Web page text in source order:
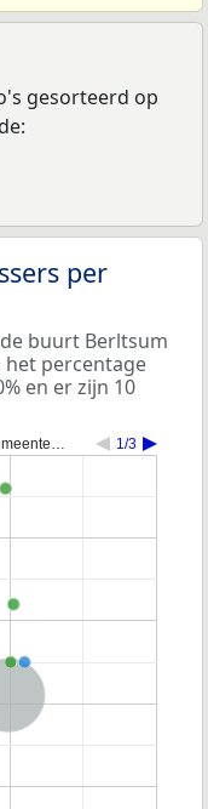
gesorteerd op
per
buurt Berltsum
het percentage
en er zijn 10
1/3